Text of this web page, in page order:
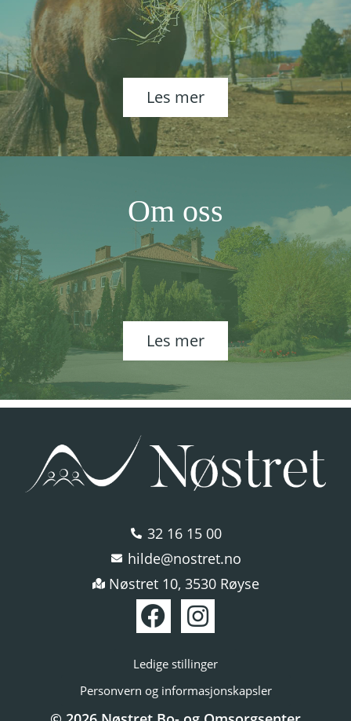
Les mer
Om oss
Les mer
32 16 15 00
hilde@nostret.no
Nøstret 10, 3530 Røyse
Ledige stillinger
Personvern og informasjonskapsler